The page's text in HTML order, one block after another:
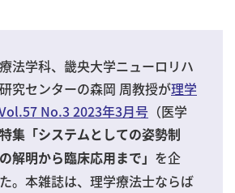
法学科、畿央大学ニューロリハ
究センターの森岡 周教授が理学
No.3 2023年3月号 （医学
特集「システムとしての姿勢制
明から臨床応用まで」 を企
。本雑誌は、理学療法士ならば